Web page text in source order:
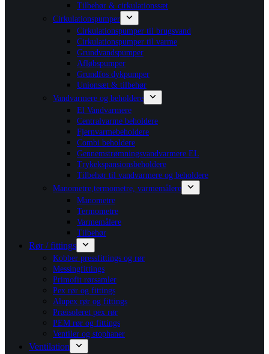
Tilbehør & cirkulationssæt
Cirkulationspumper
Cirkulationspumper til brugsvand
Cirkulationspumper til varme
Grundvandspumper
Afløbspumper
Grundfos dykpumper
Unionsæt & tilbehør
Vandvarmere og beholdere
El Vandvarmere
Centralvarme beholdere
Fjernvarmebeholdere
Combi beholdere
Gennemstrømningsvandvarmere EL
Trykekspansionsbeholdere
Tilbehør til vandvarmere og beholdere
Manometre,termometre, varmemålere
Manometre
Termometre
Varmemålere
Tilbehør
Rør / fittings
Kobber pressfittings og rør
Messingfittings
Primofit rørsamler
Pex rør og fittings
Alupex rør og fittings
Præisoleret pex rør
PEM rør og fittings
Ventiler og stophaner
Ventilation